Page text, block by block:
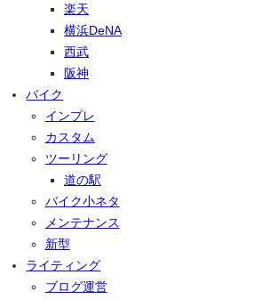
楽天
横浜DeNA
西武
阪神
バイク
インプレ
カスタム
ツーリング
道の駅
バイク小ネタ
メンテナンス
新型
ライティング
ブログ運営